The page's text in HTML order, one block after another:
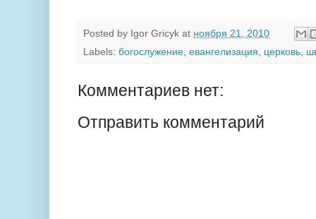
Posted by Igor Gricyk at ноября 21, 2010
Labels: богослужение, евангелизация, церковь,
Комментариев нет:
Отправить комментарий